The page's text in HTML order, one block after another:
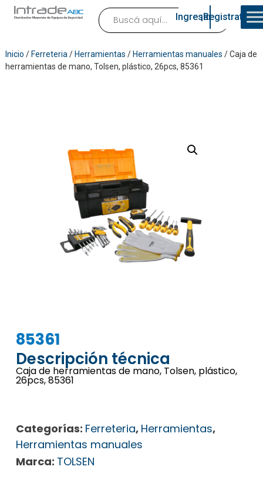
Ingresar¡Registrate!
Inicio / Ferreteria / Herramientas / Herramientas manuales / Caja de
herramientas de mano, Tolsen, plástico, 26pcs, 85361
85361
Descripción técnica
Caja de herramientas de mano, Tolsen, plástico,
26pcs, 85361
Categorías: Ferreteria, Herramientas,
Herramientas manuales
Marca: TOLSEN